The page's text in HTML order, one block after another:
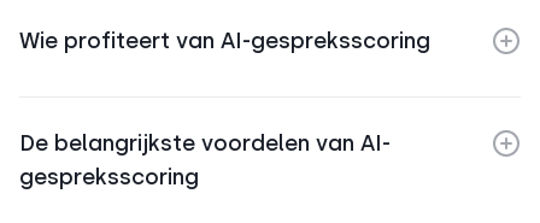
Wie profiteert van AI-gespreksscoring
De belangrijkste voordelen van AI-
gespreksscoring